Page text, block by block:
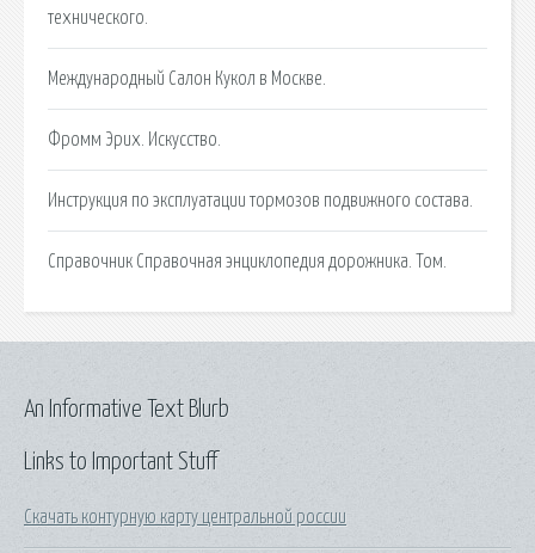
технического.
Международный Салон Кукол в Москве.
Фромм Эрих. Искусство.
Инструкция по эксплуатации тормозов подвижного состава.
Справочник Справочная энциклопедия дорожника. Том.
Links to Important Stuff
Скачать контурную карту центральной россии
An Informative Text Blurb